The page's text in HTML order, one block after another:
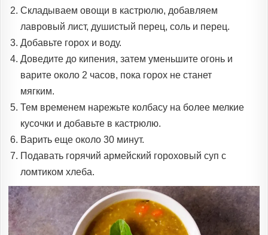
Складываем овощи в кастрюлю, добавляем
лавровый лист, душистый перец, соль и перец.
Добавьте горох и воду.
Доведите до кипения, затем уменьшите огонь и
варите около 2 часов, пока горох не станет
мягким.
Тем временем нарежьте колбасу на более мелкие
кусочки и добавьте в кастрюлю.
Варить еще около 30 минут.
Подавать горячий армейский гороховый суп с
ломтиком хлеба.